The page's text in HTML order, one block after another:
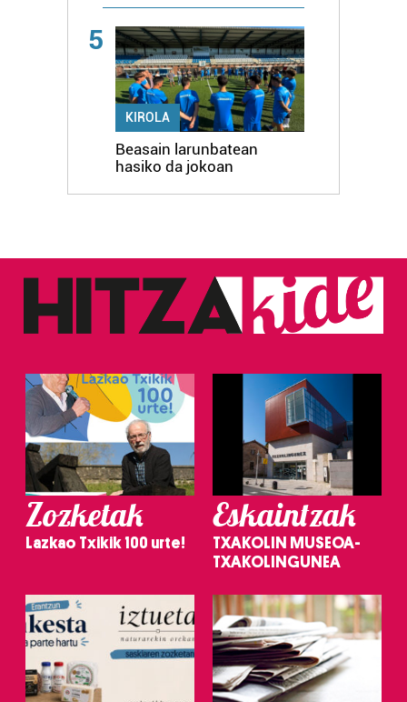
5
KIROLA
Beasain larunbatean
hasiko da jokoan
Zozketak
Lazkao Txikik 100 urte!
Eskaintzak
TXAKOLIN MUSEOA-
TXAKOLINGUNEA